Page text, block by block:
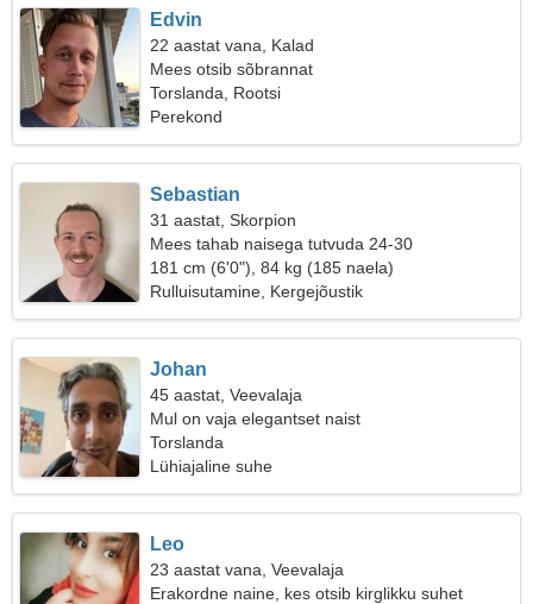
Edvin
22 aastat vana, Kalad
Mees otsib sõbrannat
Torslanda, Rootsi
Perekond
Sebastian
31 aastat, Skorpion
Mees tahab naisega tutvuda 24-30
181 cm (6'0"), 84 kg (185 naela)
Rulluisutamine, Kergejõustik
Johan
45 aastat, Veevalaja
Mul on vaja elegantset naist
Torslanda
Lühiajaline suhe
Leo
23 aastat vana, Veevalaja
Erakordne naine, kes otsib kirglikku suhet